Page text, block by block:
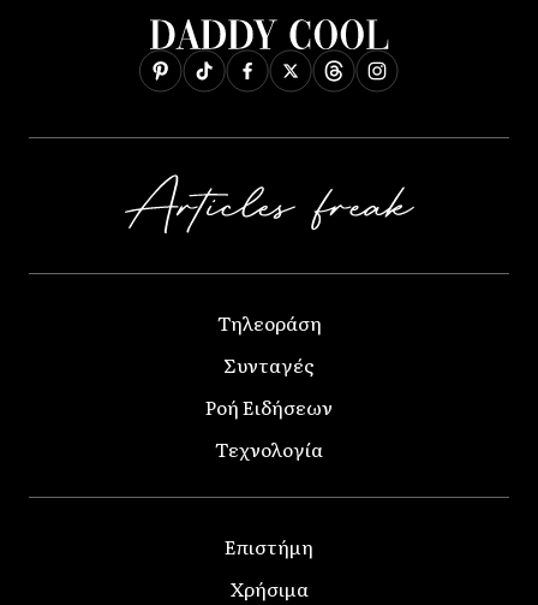
Τηλεοράση
Συνταγές
Ροή Ειδήσεων
Τεχνολογία
Επιστήμη
Χρήσιμα